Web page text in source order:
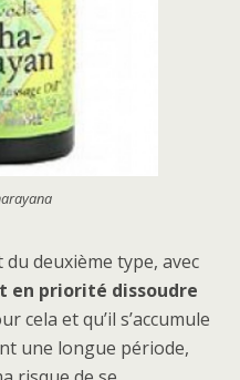
deuxième type, avec
en priorité dissoudre
cela et qu’il s’accumule
une longue période,